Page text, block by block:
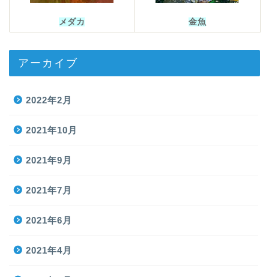
メダカ 金魚
アーカイブ
2022年2月
2021年10月
2021年9月
2021年7月
2021年6月
2021年4月